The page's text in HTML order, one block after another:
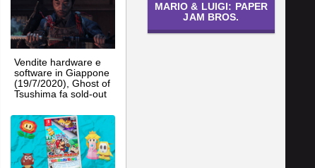
Vendite hardware e
software in Giappone
(19/7/2020), Ghost of
Tsushima fa sold-out
MARIO & LUIGI: PAPER
JAM BROS.